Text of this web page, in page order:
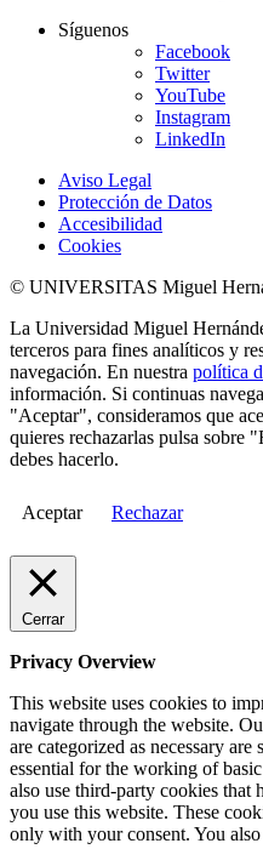
Síguenos
Facebook
Twitter
YouTube
Instagram
LinkedIn
Aviso Legal
Protección de Datos
Accesibilidad
Cookies
© UNIVERSITAS Miguel
La Universidad Miguel
terceros para fines analíticos y
navegación. En nuestra política
información. Si continuas
"Aceptar", consideramos que
quieres rechazarlas pulsa sobre
debes hacerlo.
Aceptar Rechazar
Cerrar
Privacy Overview
This website uses cookies to
navigate through the website.
are categorized as necessary
essential for the working of
also use third-party cookies that
you use this website. These
only with your consent. You